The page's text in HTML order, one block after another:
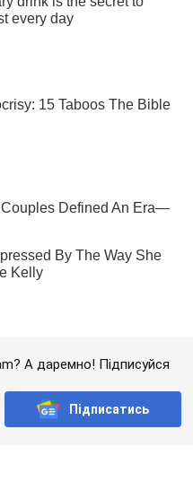
А даремно! Підписуйся
Підписатись